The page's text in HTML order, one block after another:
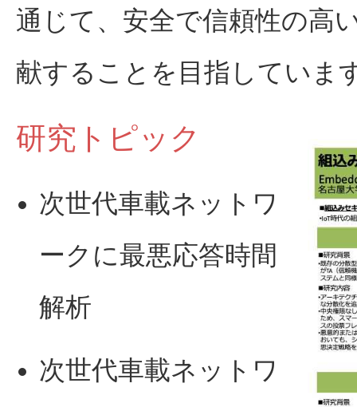
通じて、安全で信頼性の高
献することを目指していま
研究トピック
次世代車載ネットワ
ークに最悪応答時間
解析
次世代車載ネットワ